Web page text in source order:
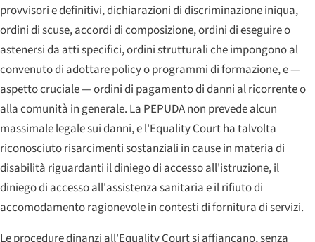
provvisori e definitivi, dichiarazioni di discriminazione iniqua,
ordini di scuse, accordi di composizione, ordini di eseguire o
astenersi da atti specifici, ordini strutturali che impongono al
convenuto di adottare policy o programmi di formazione, e —
aspetto cruciale — ordini di pagamento di danni al ricorrente o
alla comunità in generale. La PEPUDA non prevede alcun
massimale legale sui danni, e l'Equality Courtha talvolta
riconosciuto risarcimenti sostanziali in cause in materia di
disabilità riguardanti il diniego di accesso all'istruzione, il
diniego di accesso all'assistenza sanitaria e il rifiuto di
accomodamento ragionevole in contesti di fornitura di servizi.
Le procedure dinanzi all'Equality Courtsi affiancano, senza